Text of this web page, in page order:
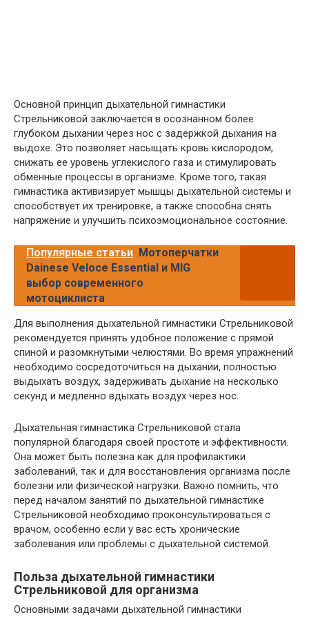
Основной принцип дыхательной гимнастики
Стрельниковой заключается в осознанном более
глубоком дыхании через нос с задержкой дыхания на
выдохе. Это позволяет насыщать кровь кислородом,
снижать ее уровень углекислого газа и стимулировать
обменные процессы в организме. Кроме того, такая
гимнастика активизирует мышцы дыхательной системы и
способствует их тренировке, а также способна снять
напряжение и улучшить психоэмоциональное состояние.
Популярные статьи Мотоперчатки
Dainese Veloce Essential и MIG
выбор современного
мотоциклиста
Для выполнения дыхательной гимнастики Стрельниковой
рекомендуется принять удобное положение с прямой
спиной и разомкнутыми челюстями. Во время упражнений
необходимо сосредоточиться на дыхании, полностью
выдыхать воздух, задерживать дыхание на несколько
секунд и медленно вдыхать воздух через нос.
Дыхательная гимнастика Стрельниковой стала
популярной благодаря своей простоте и эффективности.
Она может быть полезна как для профилактики
заболеваний, так и для восстановления организма после
болезни или физической нагрузки. Важно помнить, что
перед началом занятий по дыхательной гимнастике
Стрельниковой необходимо проконсультироваться с
врачом, особенно если у вас есть хронические
заболевания или проблемы с дыхательной системой.
Польза дыхательной гимнастики
Стрельниковой для организма
Основными задачами дыхательной гимнастики